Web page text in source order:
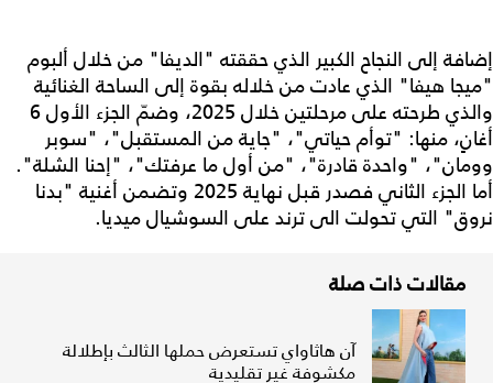
إضافة إلى النجاح الكبير الذي حققته "الديفا" من خلال ألبوم
"ميجا هيفا" الذي عادت من خلاله بقوة إلى الساحة الغنائية
والذي طرحته على مرحلتين خلال 2025، وضمّ الجزء الأول 6
أغانٍ، منها: "توأم حياتي"، "جاية من المستقبل"، "سوبر
وومان"، "واحدة قادرة"، "من أول ما عرفتك"، "إحنا الشلة".
أما الجزء الثاني فصدر قبل نهاية 2025 وتضمن أغنية "بدنا
نروق" التي تحولت الى ترند على السوشيال ميديا.
مقالات ذات صلة
آن هاثاواي تستعرض حملها الثالث بإطلالة
مكشوفة غير تقليدية